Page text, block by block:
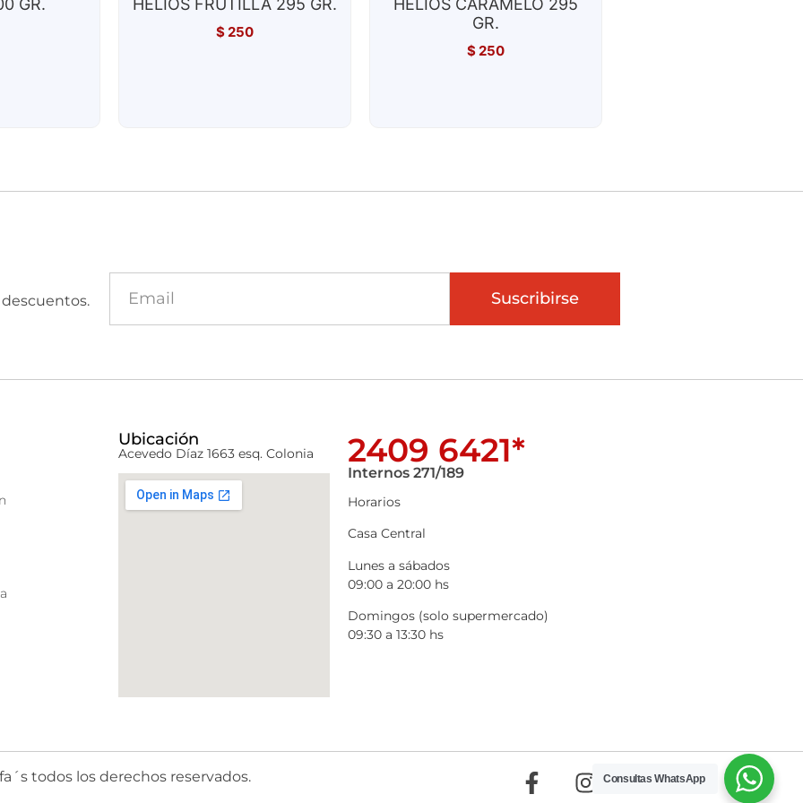
GR. HELIOS FRUTILLA 295 GR.
$250
HELIOS CARAMELO 295
GR.
$250
Suscribirse
Ubicación
Acevedo Díaz 1663 esq. Colonia 2409 6421*
Internos 271/189
Horarios
Casa Central
Lunes a sábados
09:00 a 20:00 hs
Domingos (solo supermercado)
09:30 a 13:30 hs
todos los derechos reservados. Consultas WhatsApp